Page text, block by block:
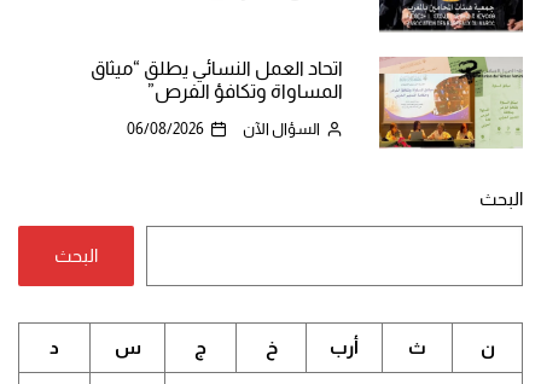
اتحاد العمل النسائي يطلق “ميثاق
المساواة وتكافؤ الفرص”
السؤال الآن 06/08/2026
البحث
البحث
ن ث أرب خ ج س د